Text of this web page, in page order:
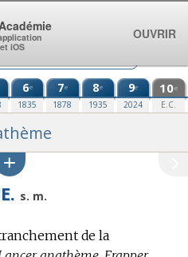
6e
1835
7e
1878
8e
1935
9e
2024
10e
E.C.
s. m.
de la
iOS
OUVRIR